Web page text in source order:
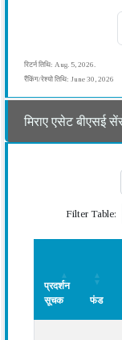
रिटर्न तिथि: Aug. 5, 2026.
रैंकिंग/रेश्यो तिथि: June 30, 2026
Filter Table:
प्रदर्शन
सूचक
फंड